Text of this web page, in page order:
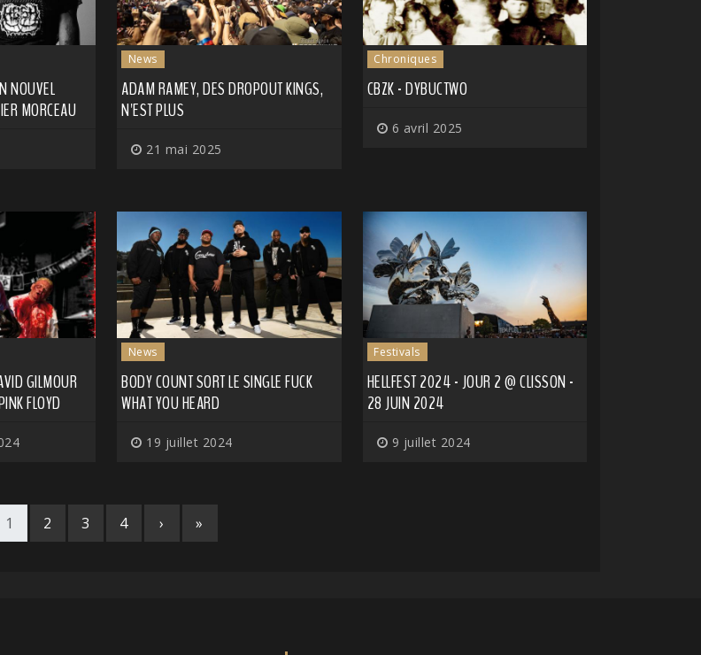
NOUVEL
MORCEAU
News
ADAM RAMEY, DES DROPOUT KINGS,
N'EST PLUS
21 mai 2025
Chroniques
CBZK - DYBUCTWO
6 avril 2025
GILMOUR
FLOYD
News
BODY COUNT SORT LE SINGLE FUCK
WHAT YOU HEARD
19 juillet 2024
Festivals
HELLFEST 2024 - JOUR 2 @ CLISSON -
28 JUIN 2024
9 juillet 2024
1 2 3 4 › »